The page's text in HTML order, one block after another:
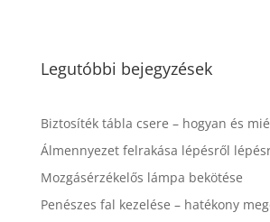
Legutóbbi bejegyzések
Biztosíték tábla csere – hogyan és
Álmennyezet felrakása lépésről
Mozgásérzékelős lámpa bekötése
Penészes fal kezelése – hatékony